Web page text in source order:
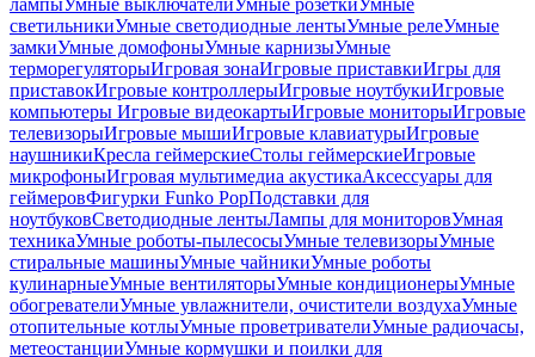
лампыУмные выключателиУмные розеткиУмные
светильникиУмные светодиодные лентыУмные релеУмные
замкиУмные домофоныУмные карнизыУмные
терморегуляторыИгровая зонаИгровые приставкиИгры для
приставокИгровые контроллерыИгровые ноутбукиИгровые
компьютеры Игровые видеокартыИгровые мониторыИгровые
телевизорыИгровые мышиИгровые клавиатурыИгровые
наушникиКресла геймерскиеСтолы геймерскиеИгровые
микрофоныИгровая мультимедиа акустикаАксессуары для
геймеровФигурки Funko PopПодставки для
ноутбуковСветодиодные лентыЛампы для мониторовУмная
техникаУмные роботы-пылесосыУмные телевизорыУмные
стиральные машиныУмные чайникиУмные роботы
кулинарныеУмные вентиляторыУмные кондиционерыУмные
обогревателиУмные увлажнители, очистители воздухаУмные
отопительные котлыУмные проветривателиУмные радиочасы,
метеостанцииУмные кормушки и поилки для